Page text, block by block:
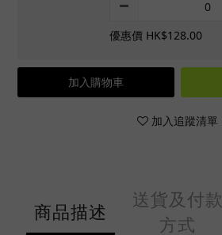
優惠價 HK$128.00
加入購物車
加入追蹤清單
商品描述
送貨及付款
方式